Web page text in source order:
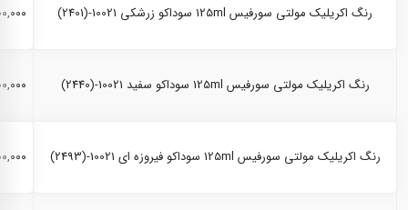
رنگ اکریلیک مولتی سورفیس 125ml سوداکو زرشکی 10021-(2401)
رنگ اکریلیک مولتی سورفیس 125ml سوداکو سفید 10021-(2440)
رنگ اکریلیک مولتی سورفیس 125ml سوداکو فیروزه ای 10021-(2493)